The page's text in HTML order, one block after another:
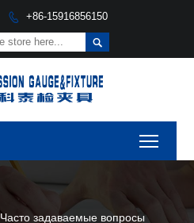
 +86-15916856150

Часто задаваемые вопросы